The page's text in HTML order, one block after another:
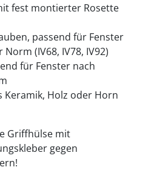
fest montierter Rosette
passend für Fenster
(IV68, IV78, IV92)
für Fenster nach
Keramik, Holz oder Horn
Griffhülse mit
gegen